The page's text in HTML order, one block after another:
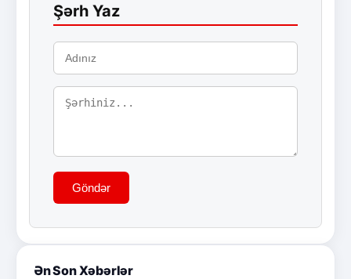
Şərh Yaz
Göndər
Ən Son Xəbərlər